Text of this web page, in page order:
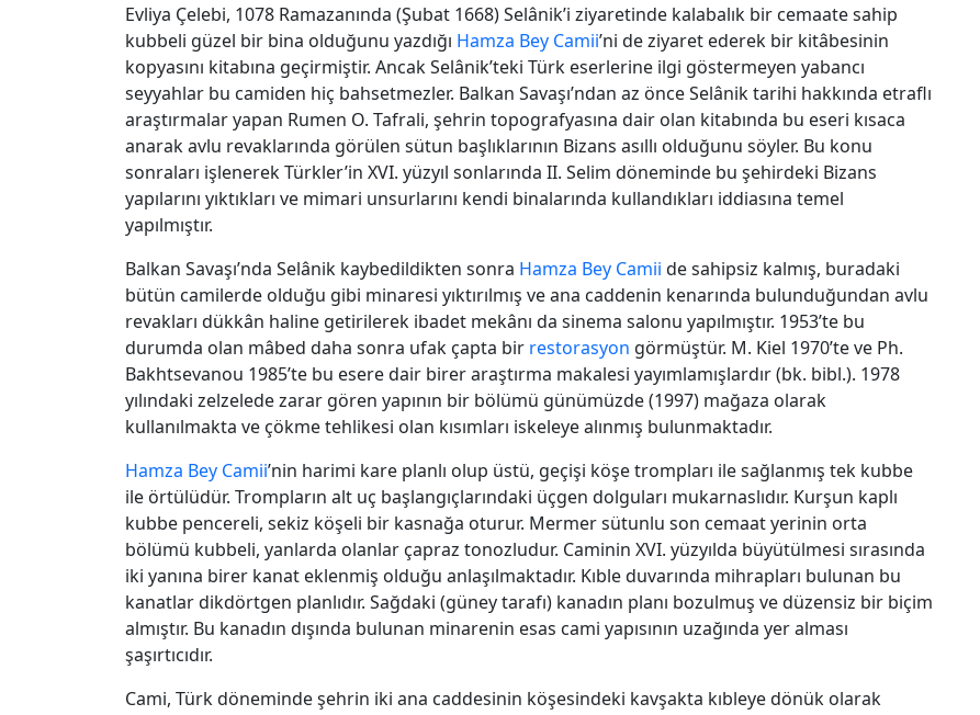
Evliya Çelebi, 1078 Ramazanında (Şubat 1668) Selânik’i ziyaretinde kalabalık bir cemaate sahip
kubbeli güzel bir bina olduğunu yazdığı Hamza Bey Camii’ni de ziyaret ederek bir kitâbesinin
kopyasını kitabına geçirmiştir. Ancak Selânik’teki Türk eserlerine ilgi göstermeyen yabancı
seyyahlar bu camiden hiç bahsetmezler. Balkan Savaşı’ndan az önce Selânik tarihi hakkında etraflı
araştırmalar yapan Rumen O. Tafrali, şehrin topografyasına dair olan kitabında bu eseri kısaca
anarak avlu revaklarında görülen sütun başlıklarının Bizans asıllı olduğunu söyler. Bu konu
sonraları işlenerek Türkler’in XVI. yüzyıl sonlarında II. Selim döneminde bu şehirdeki Bizans
yapılarını yıktıkları ve mimari unsurlarını kendi binalarında kullandıkları iddiasına temel
yapılmıştır.
Balkan Savaşı’nda Selânik kaybedildikten sonra Hamza Bey Camii de sahipsiz kalmış, buradaki
bütün camilerde olduğu gibi minaresi yıktırılmış ve ana caddenin kenarında bulunduğundan avlu
revakları dükkân haline getirilerek ibadet mekânı da sinema salonu yapılmıştır. 1953’te bu
durumda olan mâbed daha sonra ufak çapta bir restorasyon görmüştür. M. Kiel 1970’te ve Ph.
Bakhtsevanou 1985’te bu esere dair birer araştırma makalesi yayımlamışlardır (bk. bibl.). 1978
yılındaki zelzelede zarar gören yapının bir bölümü günümüzde (1997) mağaza olarak
kullanılmakta ve çökme tehlikesi olan kısımları iskeleye alınmış bulunmaktadır.
Hamza Bey Camii’nin harimi kare planlı olup üstü, geçişi köşe trompları ile sağlanmış tek kubbe
ile örtülüdür. Trompların alt uç başlangıçlarındaki üçgen dolguları mukarnaslıdır. Kurşun kaplı
kubbe pencereli, sekiz köşeli bir kasnağa oturur. Mermer sütunlu son cemaat yerinin orta
bölümü kubbeli, yanlarda olanlar çapraz tonozludur. Caminin XVI. yüzyılda büyütülmesi sırasında
iki yanına birer kanat eklenmiş olduğu anlaşılmaktadır. Kıble duvarında mihrapları bulunan bu
kanatlar dikdörtgen planlıdır. Sağdaki (güney tarafı) kanadın planı bozulmuş ve düzensiz bir biçim
almıştır. Bu kanadın dışında bulunan minarenin esas cami yapısının uzağında yer alması
şaşırtıcıdır.
Cami, Türk döneminde şehrin iki ana caddesinin köşesindeki kavşakta kıbleye dönük olarak